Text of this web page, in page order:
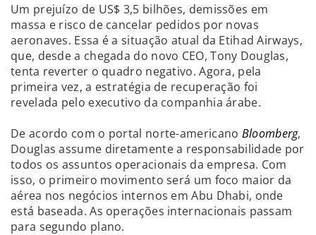
Um prejuízo de US$ 3,5 bilhões, demissões em
massa e risco de cancelar pedidos por novas
aeronaves. Essa é a situação atual da Etihad Airways,
que, desde a chegada do novo CEO, Tony Douglas,
tenta reverter o quadro negativo. Agora, pela
primeira vez, a estratégia de recuperação foi
revelada pelo executivo da companhia árabe.
De acordo com o portal norte-americano Bloomberg,
Douglas assume diretamente a responsabilidade por
todos os assuntos operacionais da empresa. Com
isso, o primeiro movimento será um foco maior da
aérea nos negócios internos em Abu Dhabi, onde
está baseada. As operações internacionais passam
para segundo plano.